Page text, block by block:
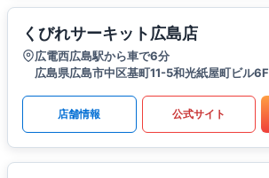
くびれサーキット広島店
広電西広島駅から車で6分
広島県広島市中区基町11-5和光紙屋町ビル6F
店舗情報 公式サイト